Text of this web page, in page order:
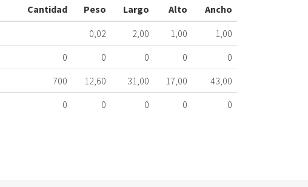
Cantidad Peso Largo Alto
Ancho
0,02 2,00 1,00
1,00
0 0 0 0
0
700 12,60 31,00 17,00
43,00
0 0 0 0 0